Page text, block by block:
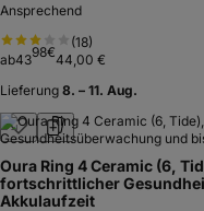
Ansprechend
(18)
ab4398€44,00 €
Lieferung 8. – 11. Aug.
Oura Ring 4 Ceramic (6,
fortschrittlicher
Akkulaufzeit